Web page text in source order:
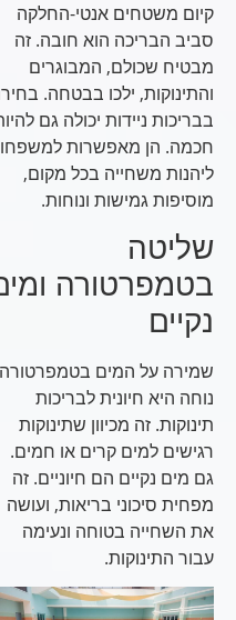
קיום משטחים אנטי-החלקה
סביב הבריכה הוא חובה. זה
מבטיח שכולם, המבוגרים
והתינוקות, ילכו בבטחה. בחירה
בבריכות ניידות יכולה גם להיות
חכמה. הן מאפשרות למשפחות
ליהנות משחייה בכל מקום,
מוסיפות גמישות ונוחות.
שליטה
בטמפרטורה ומים
נקיים
שמירה על המים בטמפרטורה
נוחה היא חיונית לבריכות
תינוקות. זה מכיוון שתינוקות
רגישים למים קרים או חמים.
גם מים נקיים הם חיוניים. זה
מפחית סיכוני בריאות, ועושה
את השחייה בטוחה ונעימה
עבור התינוקות.